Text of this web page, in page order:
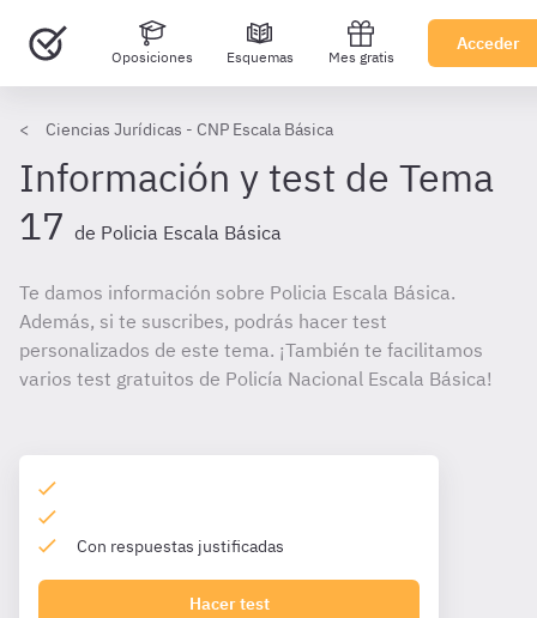
Oposiciones Esquemas Mes gratis
Acceder
Ciencias Jurídicas - CNP Escala Básica
Información y test de Tema
17 de Policia Escala Básica
Te damos información sobre Policia Escala Básica.
Además, si te suscribes, podrás hacer test
personalizados de este tema. ¡También te facilitamos
varios test gratuitos de Policía Nacional Escala Básica!
Con respuestas justificadas
Hacer test